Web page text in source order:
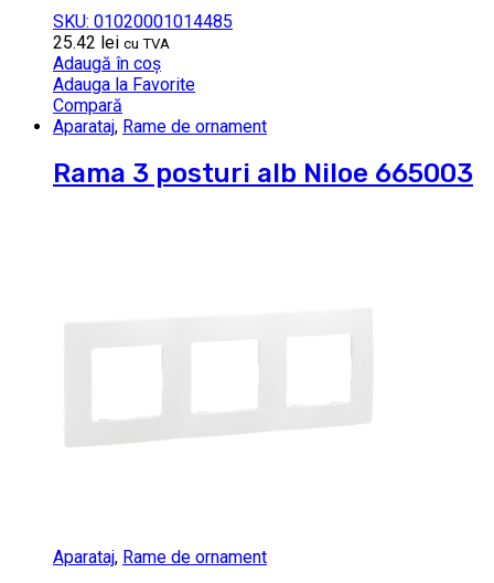
SKU: 01020001014485
25.42 lei cu TVA
Adaugă în coș
Adauga la Favorite
Compară
Aparataj, Rame de ornament
Rama 3 posturi alb Niloe 665003
Aparataj, Rame de ornament